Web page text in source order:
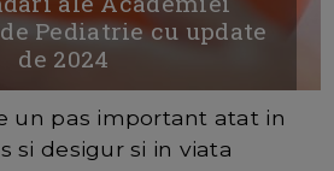
Pediatrie cu update
de 2024
un pas important atat in
si desigur si in viata